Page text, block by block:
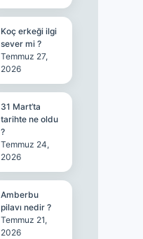
Koç erkeği ilgi
sever mi ?
Temmuz 27,
2026
31 Mart’ta
tarihte ne oldu
?
Temmuz 24,
2026
Amberbu
pilavı nedir ?
Temmuz 21,
2026